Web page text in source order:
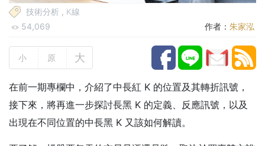
技術分析 , K線
54,069
作者： 朱家泓
小 原 大
在前一期專欄中，介紹了中長紅 K 的位置及其轉折訊號，
接下來，將再進一步探討長黑 K 的定義、反應訊號，以及
出現在不同位置的中長黑 K 又該如何解讀。